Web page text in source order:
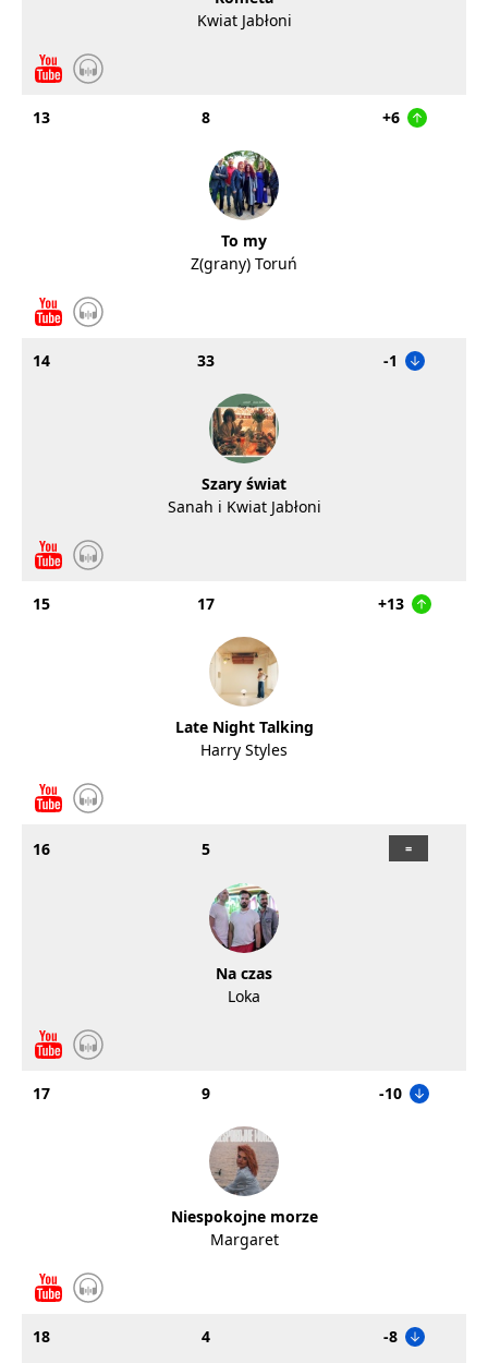
Kwiat Jabłoni
13 8 +6
To my
Z(grany) Toruń
14 33 -1
Szary świat
Sanah i Kwiat Jabłoni
15 17 +13
Late Night Talking
Harry Styles
16 5
Na czas
Loka
17 9 -10
Niespokojne morze
Margaret
18 4 -8